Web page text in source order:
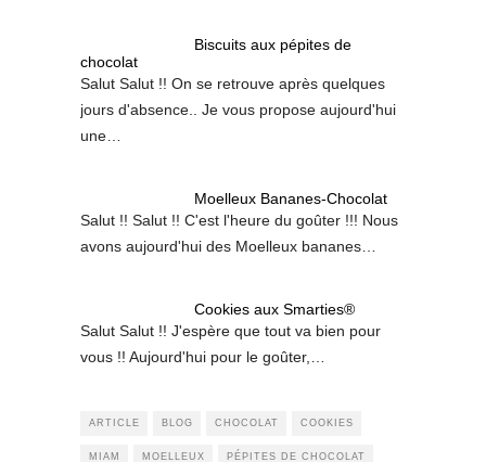
Biscuits aux pépites de
chocolat
Salut Salut !! On se retrouve après quelques
jours d'absence.. Je vous propose aujourd'hui
une…
Moelleux Bananes-Chocolat
Salut !! Salut !! C'est l'heure du goûter !!! Nous
avons aujourd'hui des Moelleux bananes…
Cookies aux Smarties®
Salut Salut !! J'espère que tout va bien pour
vous !! Aujourd'hui pour le goûter,…
ARTICLE BLOG CHOCOLAT COOKIES
MIAM MOELLEUX PÉPITES DE CHOCOLAT